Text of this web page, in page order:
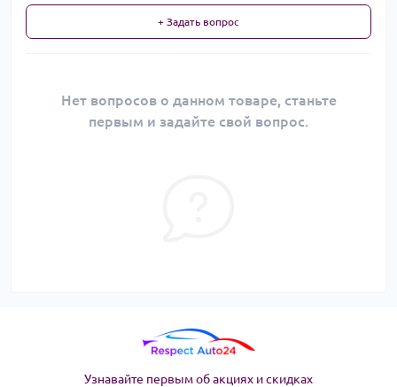
+ Задать вопрос
Нет вопросов о данном товаре, станьте
первым и задайте свой вопрос.
Узнавайте первым об акциях и скидках